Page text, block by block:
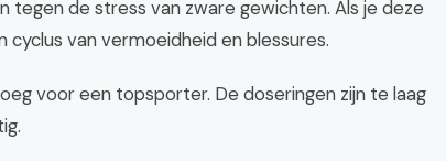
tegen de stress van zware gewichten. Als je deze
cyclus van vermoeidheid en blessures.
voor een topsporter. De doseringen zijn te laag